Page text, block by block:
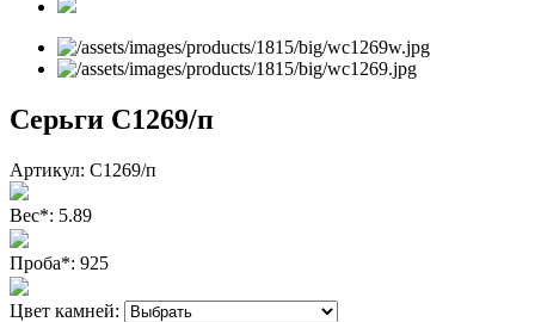
Серьги С1269/п
Артикул: С1269/п
Вес*: 5.89
Проба*: 925
Цвет камней: